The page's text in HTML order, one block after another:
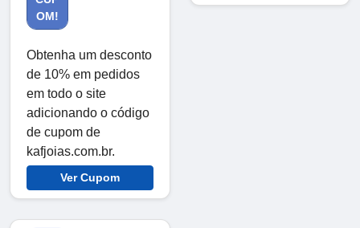
OM!
Obtenha um desconto
de 10% em pedidos
em todo o site
adicionando o código
de cupom de
kafjoias.com.br.
Ver Cupom